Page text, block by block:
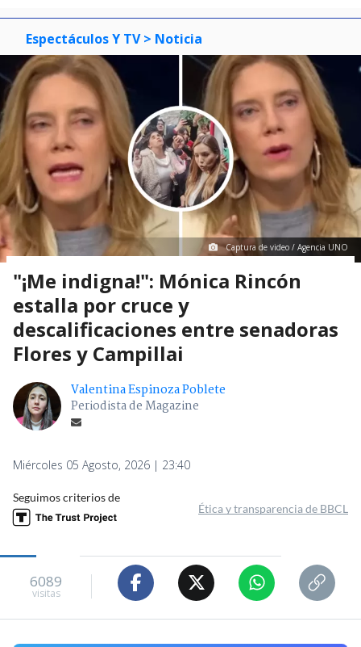
Espectáculos Y TV > Noticia
Captura de video / Agencia UNO
"¡Me indigna!": Mónica Rincón
estalla por cruce y
descalificaciones entre senadoras
Flores y Campillai
Valentina Espinoza Poblete
Periodista de Magazine
Miércoles 05 Agosto, 2026 | 23:40
Seguimos criterios de
Ética y transparencia de BBCL
6089
visitas